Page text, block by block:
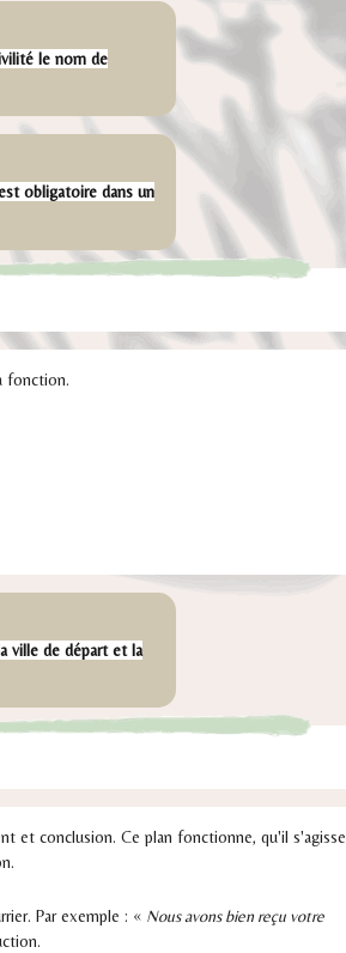
le nom de
obligatoire dans un
fonction.
ville de départ et la
et conclusion. Ce plan fonctionne, qu'il s'agisse
Par exemple : « Nous avons bien reçu votre